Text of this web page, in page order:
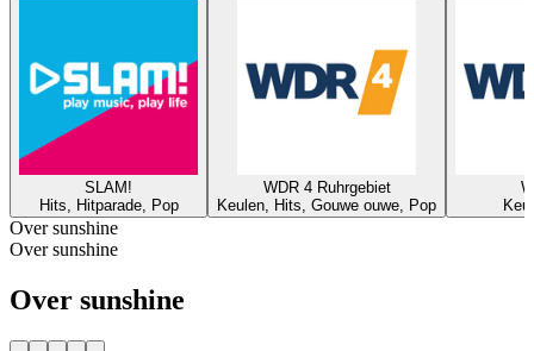
SLAM!
Hits, Hitparade, Pop
WDR 4 Ruhrgebiet
Keulen, Hits, Gouwe ouwe, Pop
Over sunshine
Over sunshine
Over sunshine